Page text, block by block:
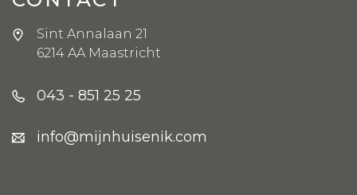
Sint Annalaan 21
6214 AA Maastricht
043 - 851 25 25
info@mijnhuisenik.com